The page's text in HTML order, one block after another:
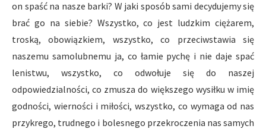
on spaść na nasze barki? W jaki sposób sami decydujemy się
brać go na siebie? Wszystko, co jest ludzkim ciężarem,
troską, obowiązkiem, wszystko, co przeciwstawia się
naszemu samolubnemu ja, co łamie pychę i nie daje spać
lenistwu, wszystko, co odwołuje się do naszej
odpowiedzialności, co zmusza do większego wysiłku w imię
godności, wierności i miłości, wszystko, co wymaga od nas
przykrego, trudnego i bolesnego przekroczenia nas samych